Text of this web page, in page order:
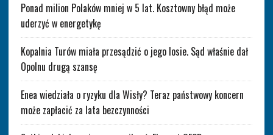
Ponad milion Polaków mniej w 5 lat. Kosztowny błąd może
uderzyć w energetykę
Kopalnia Turów miała przesądzić o jego losie. Sąd właśnie dał
Opolnu drugą szansę
Enea wiedziała o ryzyku dla Wisły? Teraz państwowy koncern
może zapłacić za lata bezczynności